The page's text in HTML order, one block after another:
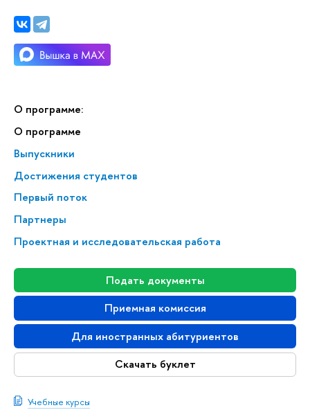
О программе:
О программе
Выпускники
Достижения студентов
Первый поток
Партнеры
Проектная и исследовательская работа
Подать документы
Приемная комиссия
Для иностранных абитуриентов
Скачать буклет
Учебные курсы